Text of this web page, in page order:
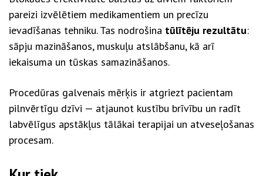
pareizi izvēlētiem medikamentiem un precīzu
ievadīšanas tehniku. Tas nodrošina tūlītēju rezultātu:
sāpju mazināšanos, muskuļu atslābšanu, kā arī
iekaisuma un tūskas samazināšanos.
Procedūras galvenais mērķis ir atgriezt pacientam
pilnvērtīgu dzīvi — atjaunot kustību brīvību un radīt
labvēlīgus apstākļus tālākai terapijai un atveseļošanas
procesam.